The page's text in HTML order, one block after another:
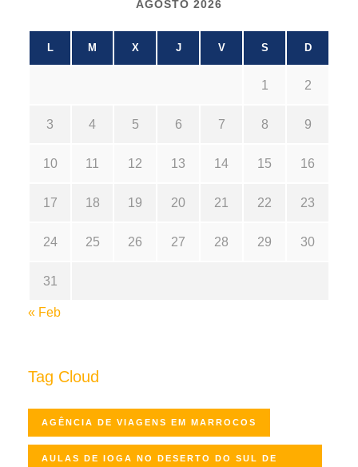
AGOSTO 2026
L M X J V S D
1 2
3 4 5 6 7 8 9
10 11 12 13 14 15 16
17 18 19 20 21 22 23
24 25 26 27 28 29 30
31
« Feb
Tag Cloud
AGÊNCIA DE VIAGENS EM MARROCOS
AULAS DE IOGA NO DESERTO DO SUL DE